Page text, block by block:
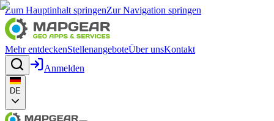
Zum Hauptinhalt springenZur Navigation springen
Mehr entdeckenStellenangeboteÜber unsKontakt
Anmelden
DE